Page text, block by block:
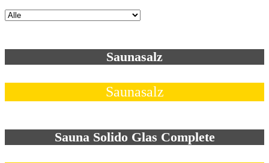
Saunasalz
Saunasalz
Sauna Solido Glas Complete